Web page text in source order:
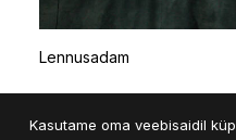
Lennusadam
Kasutame oma veebisaidil